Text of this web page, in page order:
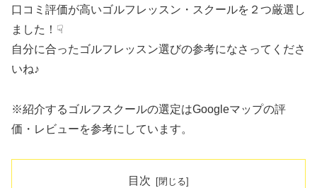
口コミ評価が高いゴルフレッスン・スクールを２つ厳選し
ました！☟
自分に合ったゴルフレッスン選びの参考になさってくださ
いね♪
※紹介するゴルフスクールの選定はGoogleマップの評
価・レビューを参考にしています。
目次